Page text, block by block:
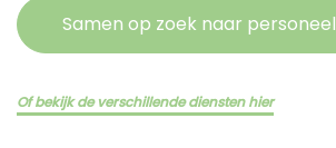
Samen op zoek naar personeel
Of bekijk de verschillende diensten hier